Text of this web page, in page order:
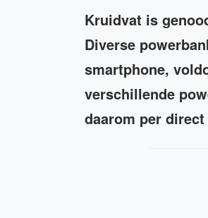
Kruidvat is
Diverse
smartphone,
verschillende
daarom per